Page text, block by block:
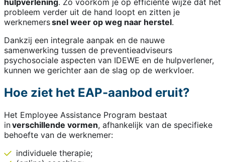
hulpverlening. Zo voorkom je op efficiënte wijze dat het
probleem verder uit de hand loopt en zitten je
werknemerssnel weer op weg naar herstel.
Dankzij een integrale aanpak en de nauwe
samenwerking tussen de preventieadviseurs
psychosociale aspecten van IDEWE en de hulpverlener,
kunnen we gerichter aan de slag op de werkvloer.
Hoe ziet het EAP-aanbod eruit?
Het Employee Assistance Program bestaat
inverschillende vormen, afhankelijk van de specifieke
behoefte van de werknemer:
individuele therapie;